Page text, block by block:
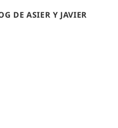
DE ASIER Y JAVIER